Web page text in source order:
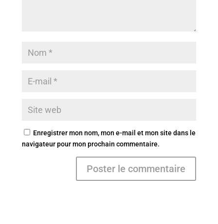
Enregistrer mon nom, mon e-mail et mon site dans le
navigateur pour mon prochain commentaire.